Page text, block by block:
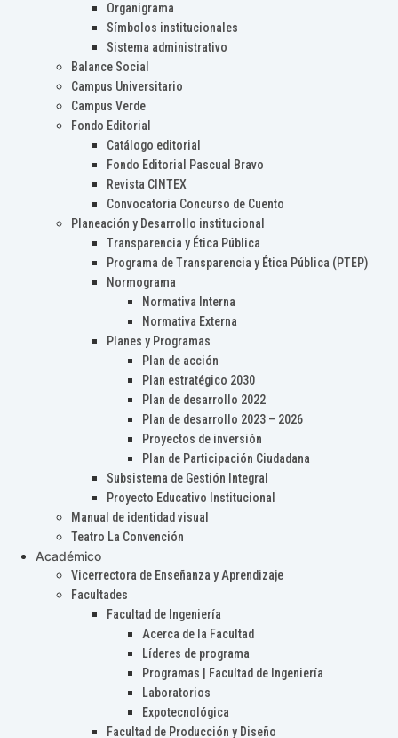
Organigrama
Símbolos institucionales
Sistema administrativo
Balance Social
Campus Universitario
Campus Verde
Fondo Editorial
Catálogo editorial
Fondo Editorial Pascual Bravo
Revista CINTEX
Convocatoria Concurso de Cuento
Planeación y Desarrollo institucional
Transparencia y Ética Pública
Programa de Transparencia y Ética Pública (PTEP)
Normograma
Normativa Interna
Normativa Externa
Planes y Programas
Plan de acción
Plan estratégico 2030
Plan de desarrollo 2022
Plan de desarrollo 2023 – 2026
Proyectos de inversión
Plan de Participación Ciudadana
Subsistema de Gestión Integral
Proyecto Educativo Institucional
Manual de identidad visual
Teatro La Convención
Académico
Vicerrectora de Enseñanza y Aprendizaje
Facultades
Facultad de Ingeniería
Acerca de la Facultad
Líderes de programa
Programas | Facultad de Ingeniería
Laboratorios
Expotecnológica
Facultad de Producción y Diseño